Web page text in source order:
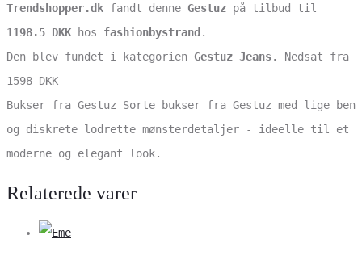
Trendshopper.dk fandt denne Gestuz på tilbud til
1198.5 DKK hos fashionbystrand .
Den blev fundet i kategorien Gestuz Jeans. Nedsat fra
1598 DKK
Bukser fra Gestuz Sorte bukser fra Gestuz med lige ben
og diskrete lodrette mønsterdetaljer - ideelle til et
moderne og elegant look.
Relaterede varer